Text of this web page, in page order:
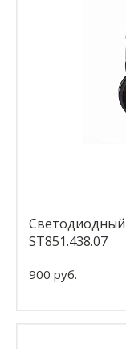
ST851.438.07
900 руб.